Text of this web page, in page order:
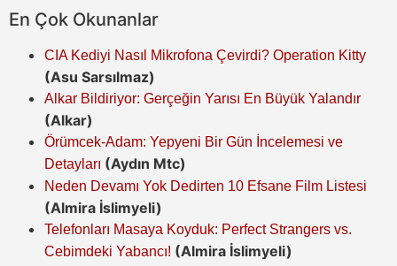
En Çok Okunanlar
CIA Kediyi Nasıl Mikrofona Çevirdi? Operation Kitty
(Asu Sarsılmaz)
Alkar Bildiriyor: Gerçeğin Yarısı En Büyük Yalandır
(Alkar)
Örümcek-Adam: Yepyeni Bir Gün İncelemesi ve
Detayları (Aydın Mtc)
Neden Devamı Yok Dedirten 10 Efsane Film Listesi
(Almira İslimyeli)
Telefonları Masaya Koyduk: Perfect Strangers vs.
Cebimdeki Yabancı! (Almira İslimyeli)